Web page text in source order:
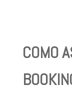
COMO